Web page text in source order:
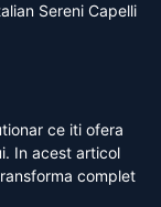
Sereni Capelli
ce iti ofera
In acest articol
complet